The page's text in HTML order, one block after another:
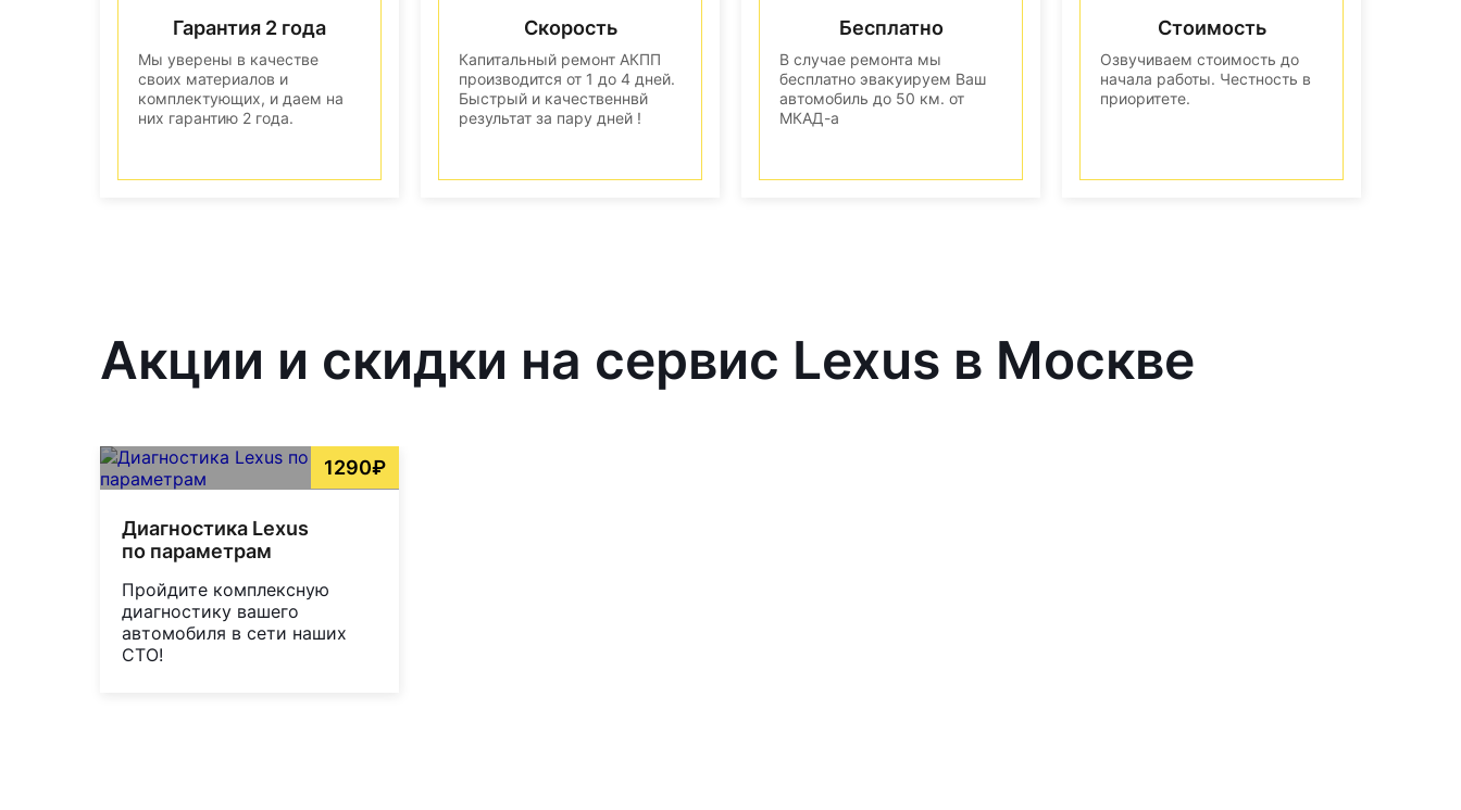
Гарантия 2 года
Мы уверены в качестве
своих материалов и
комплектующих, и даем на
них гарантию 2 года.
Скорость
Капитальный ремонт АКПП
производится от 1 до 4 дней.
Быстрый и качественнвй
результат за пару дней !
Бесплатно
В случае ремонта мы
бесплатно эвакуируем Ваш
автомобиль до 50 км. от
МКАД-а
Стоимость
Озвучиваем стоимость до
начала работы. Честность в
приоритете.
Акции и скидки на сервис Lexus в Москве
1290₽
Диагностика Lexus
по параметрам
Пройдите комплексную
диагностику вашего
автомобиля в сети наших
СТО!